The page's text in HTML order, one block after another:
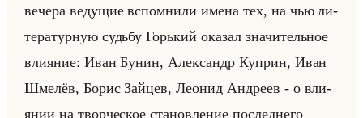
ве­че­ра ве­ду­щие вспом­ни­ли имена тех, на чью ли­
те­ра­тур­ную судьбу Горький ока­зал зна­чи­тельное
вли­яние: Иван Бунин, Алек­сандр Куп­рин, Иван
Шме­лёв, Борис Зайцев, Лео­нид Ан­дре­ев - о вли­
янии на твор­че­ское ста­нов­ле­ние по­след­не­го